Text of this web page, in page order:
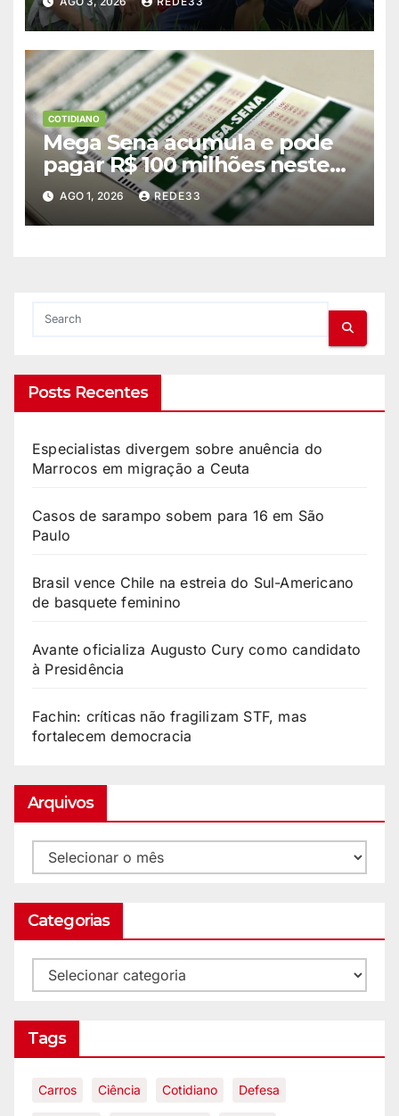
COTIDIANO
Mega Sena acumula e pode
pagar R$ 100 milhões neste
domingo
AGO 1, 2026 REDE33
Posts Recentes
Especialistas divergem sobre anuência do
Marrocos em migração a Ceuta
Casos de sarampo sobem para 16 em São
Paulo
Brasil vence Chile na estreia do Sul-Americano
de basquete feminino
Avante oficializa Augusto Cury como candidato
à Presidência
Fachin: críticas não fragilizam STF, mas
fortalecem democracia
Arquivos
Categorias
Tags
Carros Ciência Cotidiano Defesa